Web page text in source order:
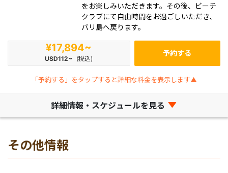
をお楽しみいただきます。その後、ビーチ
クラブにて自由時間をお過ごしいただき、
バリ島へ戻ります。
¥17,894~
USD112~ (税込)
予約する
「予約する」をタップすると詳細な料金を表示します▲
詳細情報・スケジュールを見る
その他情報